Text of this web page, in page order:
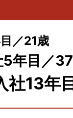
／21歳
年目／
社13年